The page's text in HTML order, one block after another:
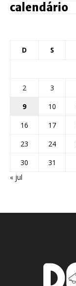
calendário
D S
2
3
9
10
16
17
23
24
30
31
« jul